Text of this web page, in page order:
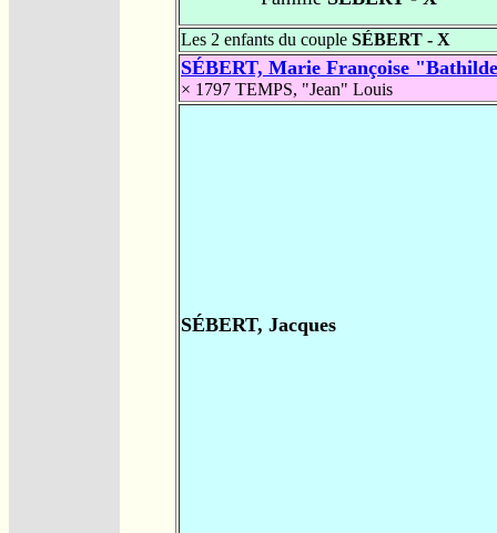
Les 2 enfants du couple SÉBERT - X
SÉBERT, Marie Françoise
× 1797 TEMPS, "Jean" Louis
SÉBERT, Jacques